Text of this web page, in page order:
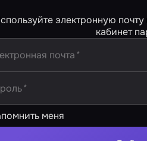
электронную
кабинет
почта*
*
меня